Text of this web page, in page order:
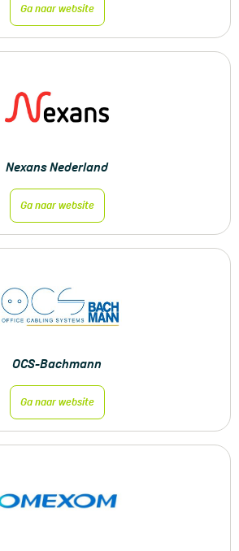
Ga naar website
Nexans Nederland
Ga naar website
OCS-Bachmann
Ga naar website